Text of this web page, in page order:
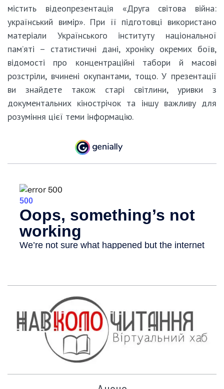
містить відеопрезентація «Друга світова війна:
український вимір». При її підготовці використано
матеріали Українського інституту національної
пам’яті – статистичні дані, хроніку окремих боїв,
відомості про концентраційні табори й масові
розстріли, вчинені окупантами, тощо. У презентації
ви знайдете також старі світлини, уривки з
документальних кінострічок та іншу важливу для
розуміння цієї теми інформацію.